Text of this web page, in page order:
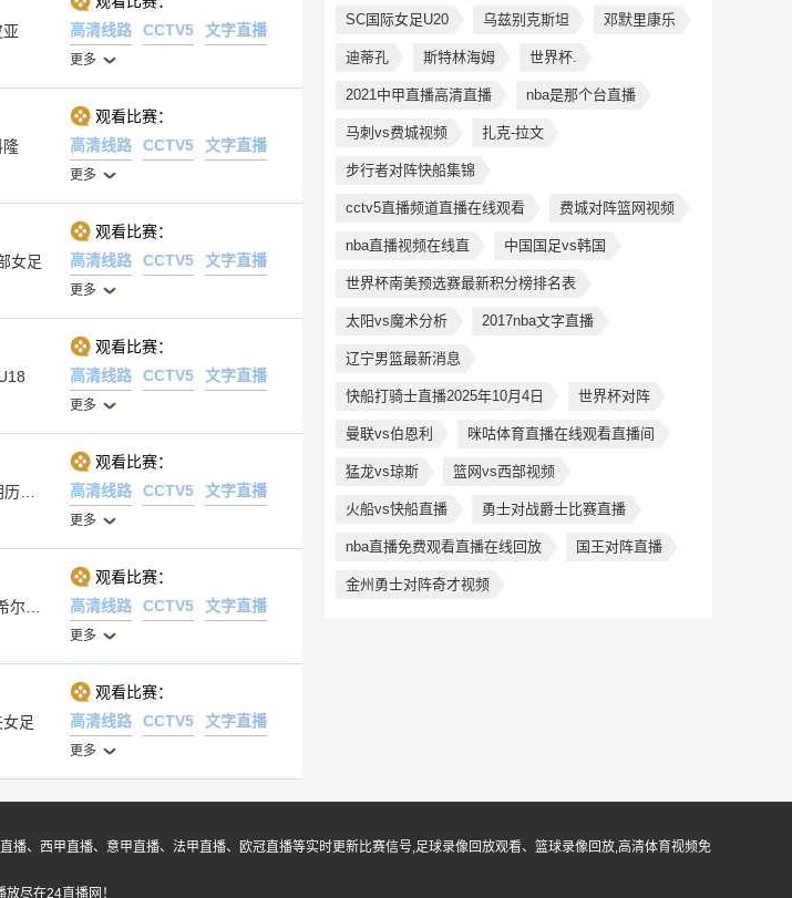
高清线路
CCTV5 文字直播
更多
隆
观看比赛：
高清线路
CCTV5 文字直播
更多
女足
观看比赛：
高清线路
CCTV5 文字直播
更多
观看比赛：
高清线路
CCTV5 文字直播
更多
观看比赛：
高清线路
CCTV5 文字直播
更多
观看比赛：
高清线路
CCTV5 文字直播
更多
足
观看比赛：
高清线路
CCTV5 文字直播
更多
SC国际女足U20 乌兹别克斯坦 邓默里康乐
迪蒂孔 斯特林海姆 世界杯.
2021中甲直播高清直播 nba是那个台直播
马刺vs费城视频 扎克-拉文
步行者对阵快船集锦
cctv5直播频道直播在线观看 费城对阵篮网视频
nba直播视频在线直 中国国足vs韩国
世界杯南美预选赛最新积分榜排名表
太阳vs魔术分析 2017nba文字直播
辽宁男篮最新消息
快船打骑士直播2025年10月4日 世界杯对阵
曼联vs伯恩利 咪咕体育直播在线观看直播间
猛龙vs琼斯 篮网vs西部视频
火船vs快船直播 勇士对战爵士比赛直播
nba直播免费观看直播在线回放 国王对阵直播
金州勇士对阵奇才视频
、西甲直播、意甲直播、法甲直播、欧冠直播等实时更新比赛信号,足球录像回放观看、篮球录像回放,高清体育视频免
放尽在24直播网！